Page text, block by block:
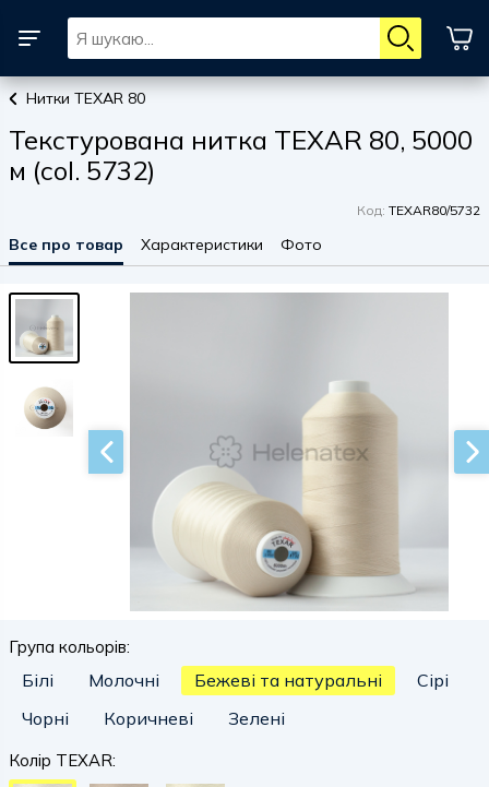
Нитки TEXAR 80
Текстурована нитка TEXAR 80, 5000
м (col. 5732)
Код: TEXAR80/5732
Все про товар Характеристики Фото
Група кольорів:
Білі Молочні Бежеві та натуральні
Сірі
Чорні
Коричневі Зелені
Колір TEXAR: